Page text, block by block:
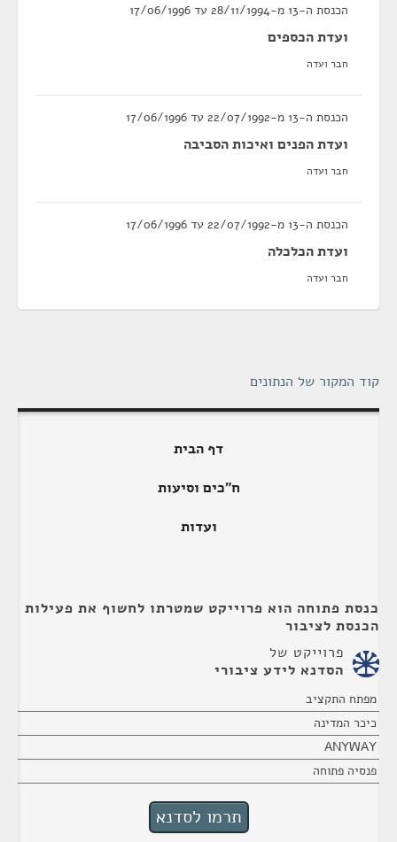
הכנסת ה-13 מ-28/11/1994 עד 17/06/1996
ועדת הכספים
חבר ועדה
הכנסת ה-13 מ-22/07/1992 עד 17/06/1996
ועדת הפנים ואיכות הסביבה
חבר ועדה
הכנסת ה-13 מ-22/07/1992 עד 17/06/1996
ועדת הכלכלה
חבר ועדה
קוד המקור של הנתונים
דף הבית
ח"כים וסיעות
ועדות
כנסת פתוחה הוא פרוייקט שמטרתו לחשוף את פעילות
הכנסת לציבור
פרוייקט של
הסדנא לידע ציבורי
מפתח התקציב
כיכר המדינה
ANYWAY
פנסיה פתוחה